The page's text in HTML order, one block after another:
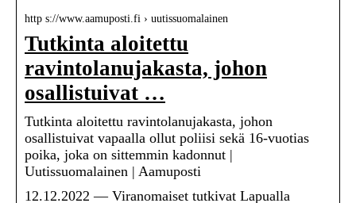
http s://www.aamuposti.fi › uutissuomalainen
Tutkinta aloitettu
ravintolanujakasta, johon
osallistuivat …
Tutkinta aloitettu ravintolanujakasta, johon
osallistuivat vapaalla ollut poliisi sekä 16-vuotias
poika, joka on sittemmin kadonnut |
Uutissuomalainen | Aamuposti
12.12.2022 — Viranomaiset tutkivat Lapualla